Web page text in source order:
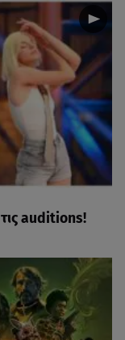
auditions!